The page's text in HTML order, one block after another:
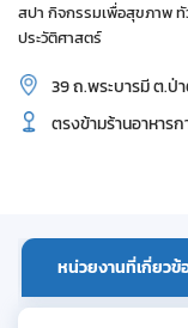
สปา กิจกรรมเพื่อสุขภาพ
ประวัติศาสตร์
39 ถ.พระบารมี ต.ป่
ตรงข้ามร้านอาหาร
หน่วยงานที่เกี่ยว